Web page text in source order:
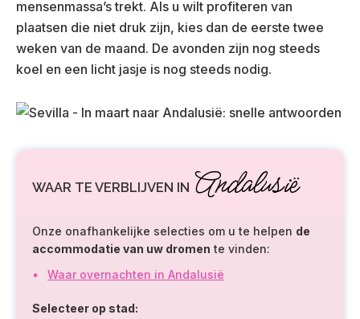
mensenmassa’s trekt. Als u wilt profiteren van
plaatsen die niet druk zijn, kies dan de eerste twee
weken van de maand. De avonden zijn nog steeds
koel en een licht jasje is nog steeds nodig.
WAAR TE VERBLIJVEN IN Andalusië
Onze onafhankelijke selecties om u te helpen de
accommodatie van uw dromen te vinden:
Waar overnachten in Andalusië
Selecteer op stad: